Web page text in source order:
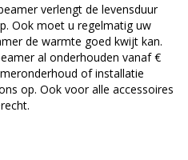
verlengt de levensduur
Ook moet u regelmatig uw
de warmte goed kwijt kan.
al onderhouden vanaf €
of installatie
op. Ook voor alle accessoires